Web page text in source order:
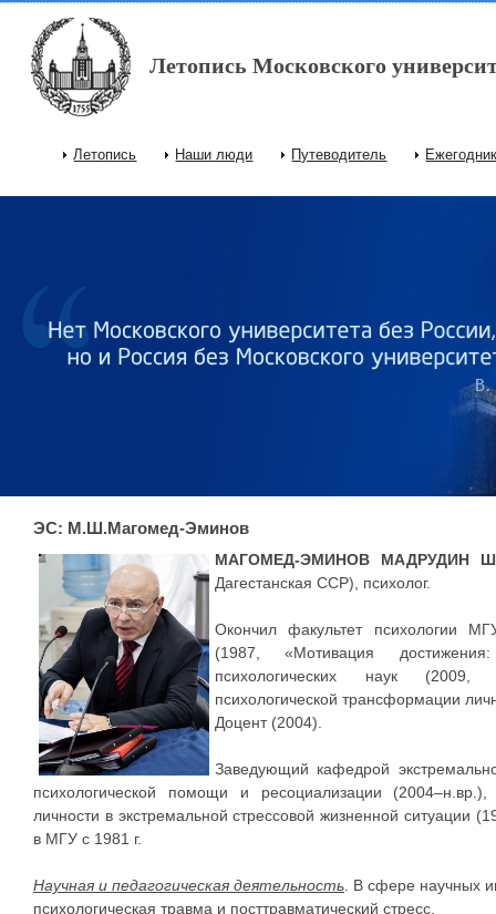
Перейти к основному содержанию
Летопись Московского
Главное меню
Летопись Наши люди Путеводитель
ЭС: М.Ш.Магомед-Эминов
МАГОМЕД-ЭМИНОВ МАДРУДИН
Дагестанская ССР), психолог.
Окончил факультет психологии
(1987, «Мотивация
психологических наук (2009,
психологической трансформации
Доцент (2004).
Заведующий кафедрой
психологической помощи и ресоциализации
личности в экстремальной стрессовой жизненной ситуации
в МГУ с 1981 г.
Научная и педагогическая деятельность . В сфере научных
психологическая травма и посттравматический стресс.